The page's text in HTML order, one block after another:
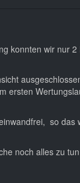
konnten wir nur
ersten
so
noch alles zu